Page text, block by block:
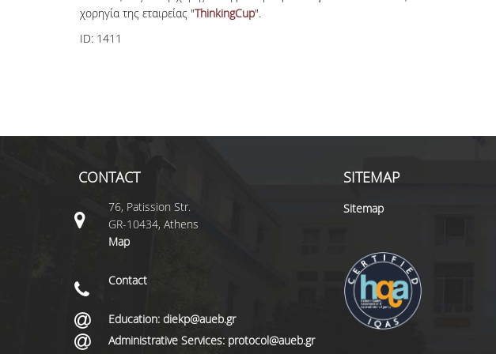
χορηγία της εταιρείας "ThinkingCup".
ID: 1411
CONTACT
76, Patission Str.
GR-10434, Athens
Map
Contact
Education: diekp@aueb.gr
Administrative Services: protocol@aueb.gr
SITEMAP
Sitemap